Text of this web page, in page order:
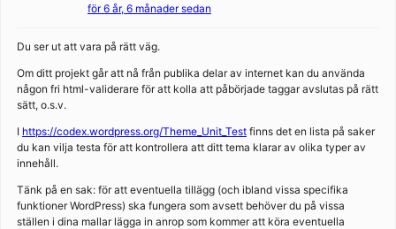
för 6 år, 6 månader sedan
Du ser ut att vara på rätt väg.
Om ditt projekt går att nå från publika delar av internet kan du använda
någon fri html-validerare för att kolla att påbörjade taggar avslutas på rätt
sätt, o.s.v.
I https://codex.wordpress.org/Theme_Unit_Test finns det en lista på saker
du kan vilja testa för att kontrollera att ditt tema klarar av olika typer av
innehåll.
Tänk på en sak: för att eventuella tillägg (och ibland vissa specifika
funktioner WordPress) ska fungera som avsett behöver du på vissa
ställen i dina mallar lägga in anrop som kommer att köra eventuella